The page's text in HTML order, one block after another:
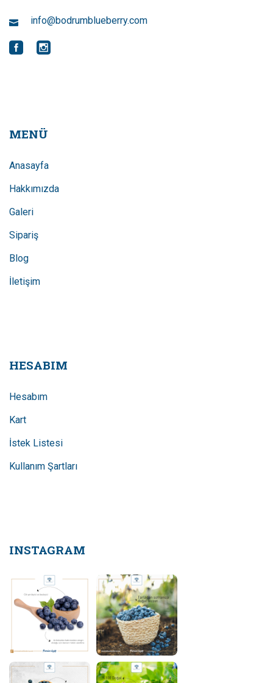
info@bodrumblueberry.com
MENÜ
Anasayfa
Hakkımızda
Galeri
Sipariş
Blog
İletişim
HESABIM
Hesabım
Kart
İstek Listesi
Kullanım Şartları
INSTAGRAM